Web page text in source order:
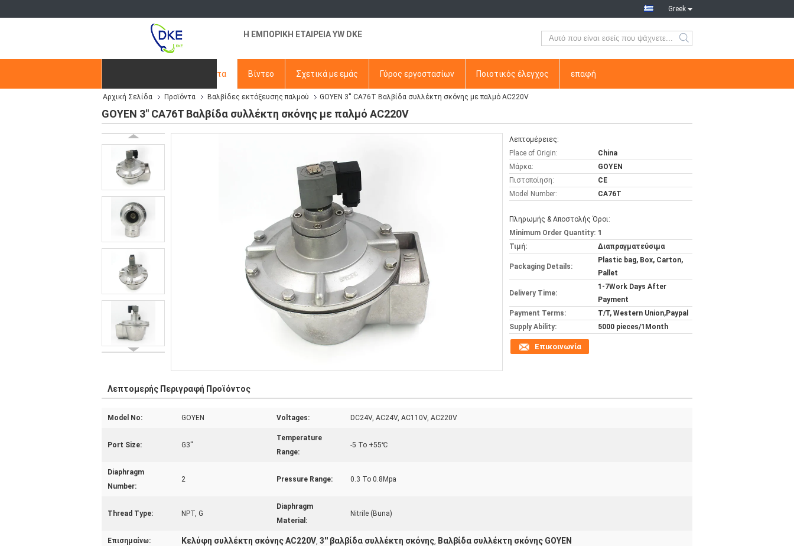
Greek
Η ΕΜΠΟΡΙΚΗ ΕΤΑΙΡΕΙΑ YW DKE
Προϊόντα Βίντεο Σχετικά με εμάς Γύρος εργοστασίων Ποιοτικός έλεγχος επαφή
Ζητήστε ένα απόσπασμα
Αρχική Σελίδα Προϊόντα Βαλβίδες εκτόξευσης παλμού GOYEN 3'' CA76T Βαλβίδα συλλέκτη σκόνης με παλμό AC220V
GOYEN 3'' CA76T Βαλβίδα συλλέκτη σκόνης με παλμό AC220V
Λεπτομέρειες:
Place of Origin:
China
Μάρκα:
GOYEN
Πιστοποίηση:
CE
Model Number:
CA76T
Πληρωμής & Αποστολής Όροι:
Minimum Order Quantity: 1
Τιμή:
Διαπραγματεύσιμα
Packaging Details:
Plastic bag, Box, Carton,
Pallet
Delivery Time:
1-7Work Days After
Payment
Payment Terms:
T/T, Western Union,Paypal
Supply Ability:
5000 pieces/1Month
Επικοινωνία
Λεπτομερής Περιγραφή Προϊόντος
Model No: GOYEN Voltages: DC24V, AC24V, AC110V, AC220V
Port Size: G3''
Temperature
Range:
-5 To +55℃
Diaphragm
Number:
2 Pressure Range: 0.3 To 0.8Mpa
Thread Type: NPT, G
Diaphragm
Material:
Nitrile (Buna)
Επισημαίνω: Κελύφη συλλέκτη σκόνης AC220V, 3'' βαλβίδα συλλέκτη σκόνης, Βαλβίδα συλλέκτη σκόνης GOYEN